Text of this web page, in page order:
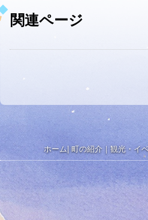
関連ページ
ホーム|町の紹介 ｜ 観光・イ